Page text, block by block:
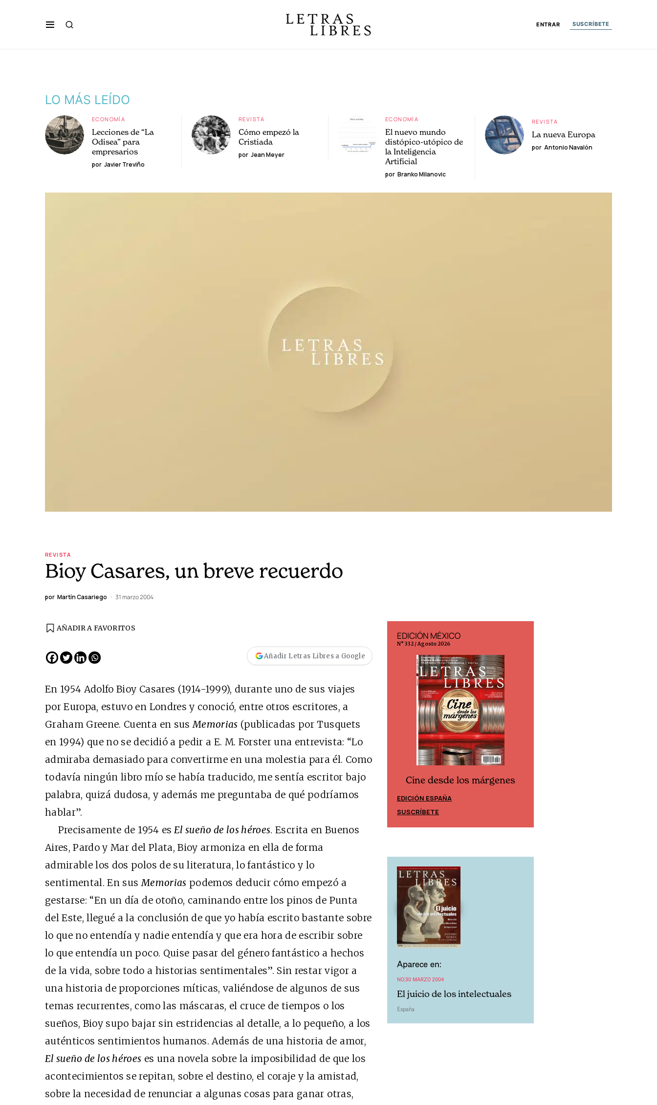
ENTRAR SUSCRÍBETE
LO MÁS LEÍDO
ECONOMÍA
Lecciones de “La
Odisea” para
empresarios
por Javier Treviño
REVISTA
Cómo empezó la
Cristiada
por Jean Meyer
ECONOMÍA
El nuevo mundo
distópico-utópico de
la Inteligencia
Artificial
por Branko Milanovic
REVISTA
La nueva Europa
por Antonio Navalón
REVISTA
Bioy Casares, un breve recuerdo
por Martín Casariego 31 marzo 2004
AÑADIR A FAVORITOS
Añadir Letras Libres a Google
En 1954 Adolfo Bioy Casares (1914-1999), durante uno de sus viajes
por Europa, estuvo en Londres y conoció, entre otros escritores, a
Graham Greene. Cuenta en susMemorias (publicadas por Tusquets
en 1994) que no se decidió a pedir a E. M. Forster una entrevista: “Lo
admiraba demasiado para convertirme en una molestia para él. Como
todavía ningún libro mío se había traducido, me sentía escritor bajo
palabra, quizá dudosa, y además me preguntaba de qué podríamos
hablar”.
Precisamente de 1954 es El sueño de los héroes. Escrita en Buenos
Aires, Pardo y Mar del Plata, Bioy armoniza en ella de forma
admirable los dos polos de su literatura, lo fantástico y lo
sentimental. En susMemorias podemos deducir cómo empezó a
gestarse: “En un día de otoño, caminando entre los pinos de Punta
del Este, llegué a la conclusión de que yo había escrito bastante sobre
lo que no entendía y nadie entendía y que era hora de escribir sobre
lo que entendía un poco. Quise pasar del género fantástico a hechos
de la vida, sobre todo a historias sentimentales”. Sin restar vigor a
una historia de proporciones míticas, valiéndose de algunos de sus
temas recurrentes, como las máscaras, el cruce de tiempos o los
sueños, Bioy supo bajar sin estridencias al detalle, a lo pequeño, a los
auténticos sentimientos humanos. Además de una historia de amor,
El sueño de los héroes es una novela sobre la imposibilidad de que los
acontecimientos se repitan, sobre el destino, el coraje y la amistad,
sobre la necesidad de renunciar a algunas cosas para ganar otras,
Cine desde los márgenes
EDICIÓN MÉXICO
EDICIÓN MÉXICO
N° 332 / Agosto 2026
Cine desde los márgenes
EDICIÓN ESPAÑA
SUSCRÍBETE
Aparece en:
NO.30 MARZO 2004
El juicio de los intelectuales
España